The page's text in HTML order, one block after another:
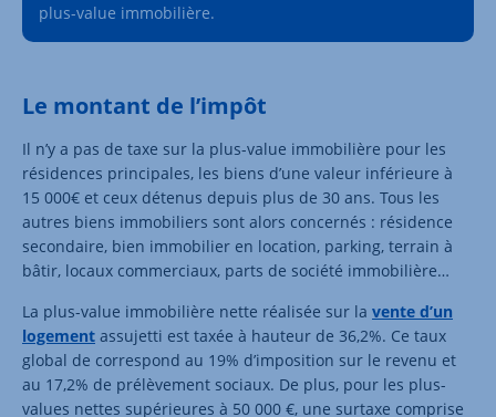
plus-value immobilière.
Le montant de l’impôt
Il n’y a pas de taxe sur la plus-value immobilière pour les
résidences principales, les biens d’une valeur inférieure à
15 000€ et ceux détenus depuis plus de 30 ans. Tous les
autres biens immobiliers sont alors concernés : résidence
secondaire, bien immobilier en location, parking, terrain à
bâtir, locaux commerciaux, parts de société immobilière…
La plus-value immobilière nette réalisée sur la vente d’un
logement assujetti est taxée à hauteur de 36,2%. Ce taux
global de correspond au 19% d’imposition sur le revenu et
au 17,2% de prélèvement sociaux. De plus, pour les plus-
values nettes supérieures à 50 000 €, une surtaxe comprise